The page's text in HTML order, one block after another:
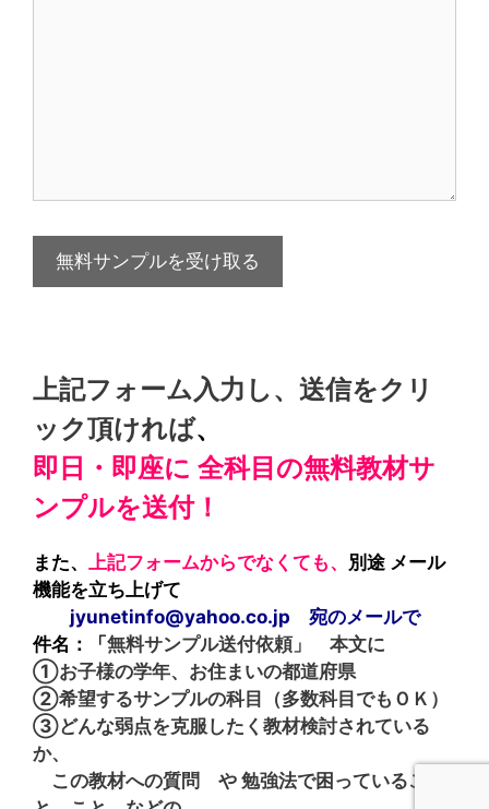
上記フォーム入力し、送信をクリ
ック頂ければ、
即日・即座に 全科目の無料教材サ
ンプルを送付！
また、 上記フォームからでなくても、 別途 メール
機能を立ち上げて
jyunetinfo@yahoo.co.jp 宛のメールで
件名：「 無料サンプル送付依頼」 本文に
①お子様の学年、お住まいの都道府県
②希望するサンプルの科目（多数科目でもＯＫ）
③どんな弱点を克服したく教材検討されている
か、
この教材への質問 や 勉強法で困っているこ